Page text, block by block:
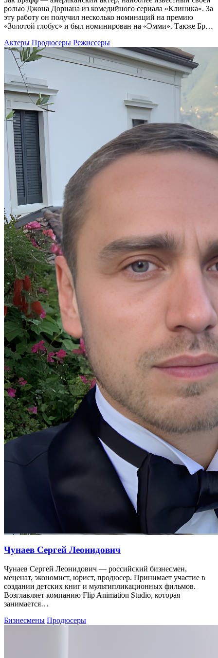
ролью Джона Дориана из комедийного сериала «Клиника». За
эту работу он получил несколько номинаций на премию
«Золотой глобус» и был номинирован на «Эмми». Также Бр…
Актеры Продюсеры Режиссеры
Чунаев Сергей Леонидович
Чунаев Сергей Леонидович — российский бизнесмен,
меценат, экономист, юрист, продюсер. Принимает участие в
создании детских книг и мультипликационных фильмов.
Возглавляет компанию Flip Animation Studio, которая
занимается…
Бизнесмены Продюсеры